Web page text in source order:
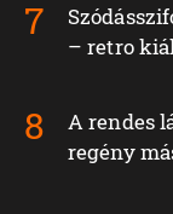
– retro
A rendes
regény